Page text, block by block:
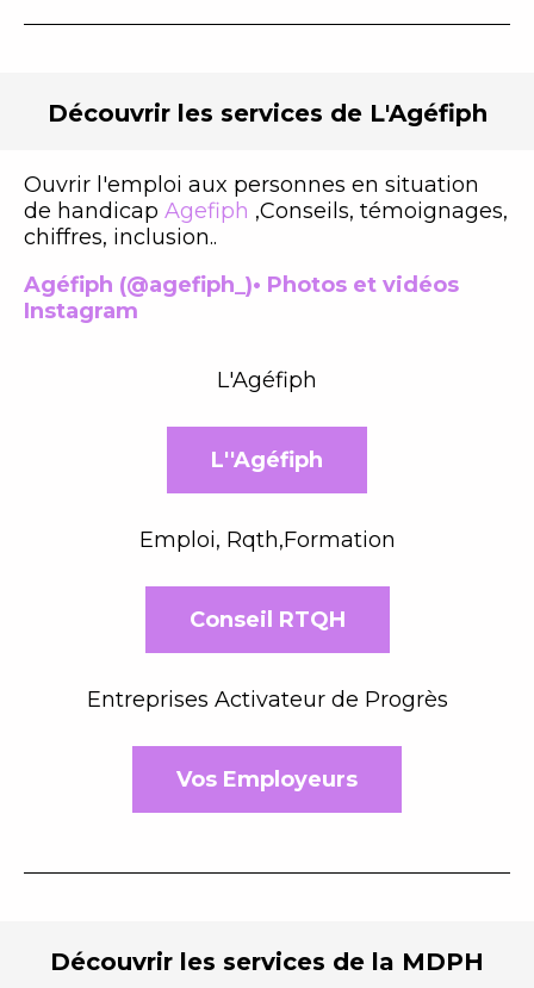
Découvrir les services de L'Agéfiph
Ouvrir l'emploi aux personnes en situation
de handicap Agefiph ,Conseils, témoignages,
chiffres, inclusion..
Agéfiph (@agefiph_)• Photos et vidéos
Instagram
L'Agéfiph
L''Agéfiph
Emploi, Rqth,Formation
Conseil RTQH
Entreprises Activateur de Progrès
Vos Employeurs
Découvrir les services de la MDPH